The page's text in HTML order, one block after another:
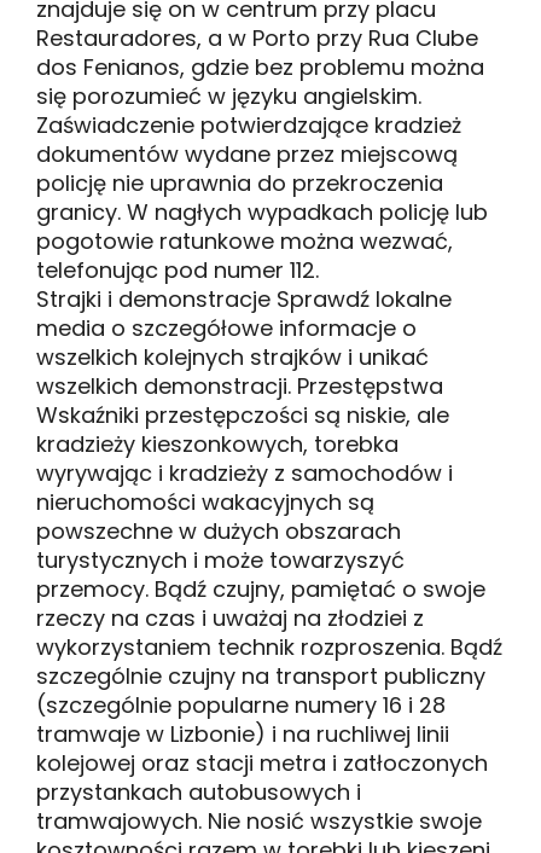
znajduje się on w centrum przy placu
Restauradores, a w Porto przy Rua Clube
dos Fenianos, gdzie bez problemu można
się porozumieć w języku angielskim.
Zaświadczenie potwierdzające kradzież
dokumentów wydane przez miejscową
policję nie uprawnia do przekroczenia
granicy. W nagłych wypadkach policję lub
pogotowie ratunkowe można wezwać,
telefonując pod numer 112.
Strajki i demonstracje Sprawdź lokalne
media o szczegółowe informacje o
wszelkich kolejnych strajków i unikać
wszelkich demonstracji. Przestępstwa
Wskaźniki przestępczości są niskie, ale
kradzieży kieszonkowych, torebka
wyrywając i kradzieży z samochodów i
nieruchomości wakacyjnych są
powszechne w dużych obszarach
turystycznych i może towarzyszyć
przemocy. Bądź czujny, pamiętać o swoje
rzeczy na czas i uważaj na złodziei z
wykorzystaniem technik rozproszenia. Bądź
szczególnie czujny na transport publiczny
(szczególnie popularne numery 16 i 28
tramwaje w Lizbonie) i na ruchliwej linii
kolejowej oraz stacji metra i zatłoczonych
przystankach autobusowych i
tramwajowych. Nie nosić wszystkie swoje